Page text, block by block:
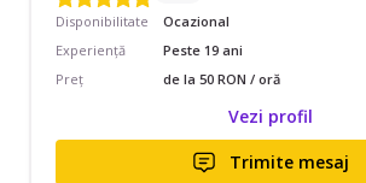
Disponibilitate
Ocazional
Experiență
Peste 19 ani
Preț
de la 50 RON / oră
Vezi profil
Trimite mesaj